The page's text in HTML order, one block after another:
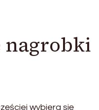
nagrobki
wybiera się